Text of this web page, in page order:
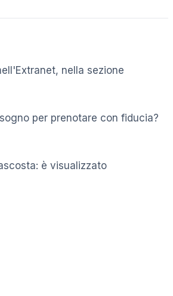
nella sezione
per prenotare con fiducia?
è visualizzato